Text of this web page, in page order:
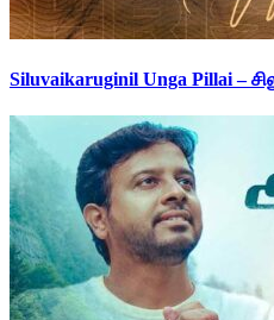
Siluvaikaruginil Unga Pillai –